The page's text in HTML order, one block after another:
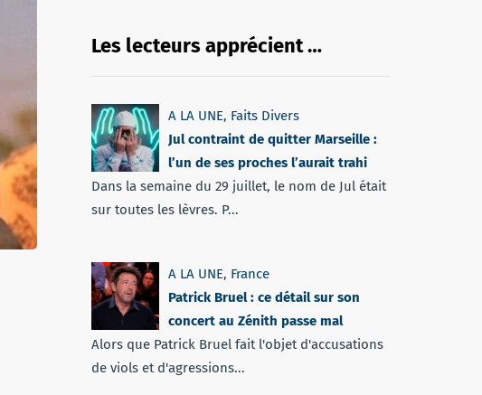
Les lecteurs apprécient …
A LA UNE, Faits Divers
Jul contraint de quitter Marseille :
l’un de ses proches l’aurait trahi
Dans la semaine du 29 juillet, le nom de Jul était
sur toutes les lèvres. P...
A LA UNE, France
Patrick Bruel : ce détail sur son
concert au Zénith passe mal
Alors que Patrick Bruel fait l'objet d'accusations
de viols et d'agressions...